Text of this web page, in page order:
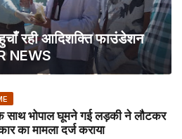
रही आदिशक्ति फाउंडेशन
NEWS
साथ भोपाल घूमने गई लड़की ने लौटकर
का मामला दर्ज कराया